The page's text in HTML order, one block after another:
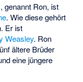
genannt Ron, ist
. Wie diese gehört
Er ist
Weasley. Ron
ältere Brüder
eine jüngere